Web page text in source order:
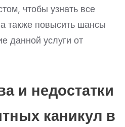
чтобы узнать все
также повысить шансы
данной услуги от
и недостатки
каникул в